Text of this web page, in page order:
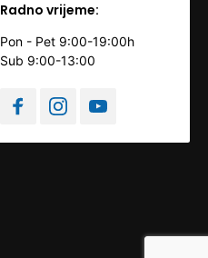
Radno vrijeme:
Pon - Pet 9:00-19:00h
Sub 9:00-13:00